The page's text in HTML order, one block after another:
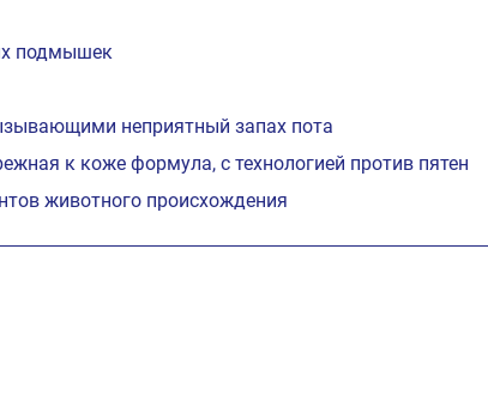
подмышек
неприятный запах пота
к коже формула, с технологией против пятен
животного происхождения